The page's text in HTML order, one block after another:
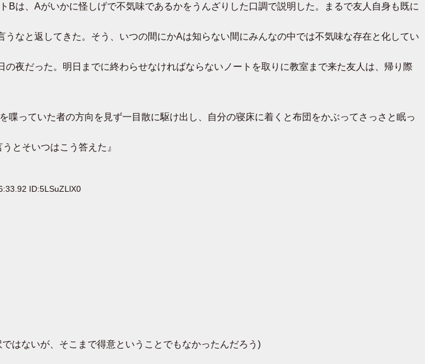
は、Aがいかに怪しげで不気味であるかをうんざりした口調で説明した。まるで友人自身も既に
なと返してきた。そう、いつの間にかAは知らない間にみんなの中では不気味な存在と化してい
夜だった。明日までに終わらせなければならないノートを取りに教室まで来た友人は、帰り際
っていた者の方向を見ず一目散に駆け出し、自分の寝床に着くと布団をかぶってさっさと眠っ
とそいつはこう答えた』
ID:5LSuZLlX0
はないが、そこまで得意ということでもなかったんだろう)